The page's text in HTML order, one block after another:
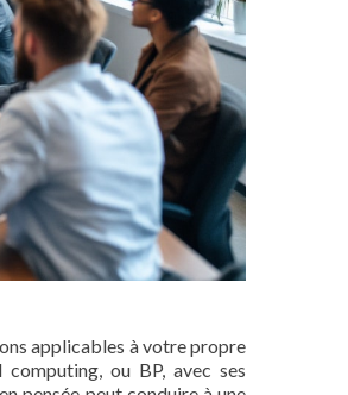
applicables à votre propre
ou BP, avec ses